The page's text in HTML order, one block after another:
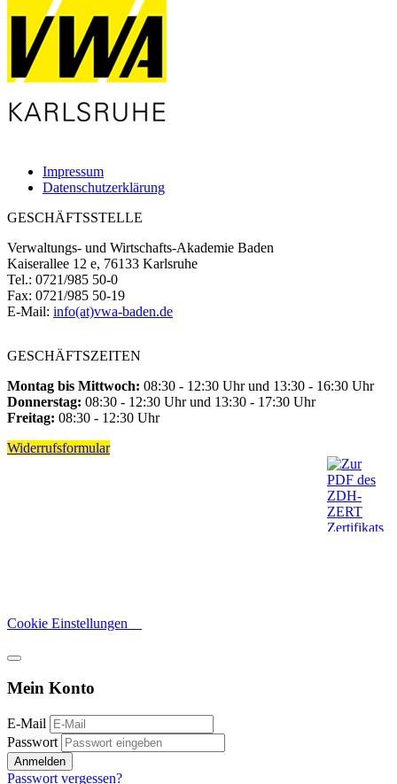
Impressum
Datenschutzerklärung
GESCHÄFTSSTELLE
Verwaltungs- und Wirtschafts-Akademie Baden
Kaiserallee 12 e, 76133 Karlsruhe
Tel.: 0721/985 50-0
Fax: 0721/985 50-19
E-Mail: info(at)vwa-baden.de
GESCHÄFTSZEITEN
Montag bis Mittwoch: 08:30 - 12:30 Uhr und 13:30 - 16:30 Uhr
Donnerstag: 08:30 - 12:30 Uhr und 13:30 - 17:30 Uhr
Freitag: 08:30 - 12:30 Uhr
Widerrufsformular
Cookie Einstellungen
Mein Konto
E-Mail
Passwort
Anmelden
Passwort vergessen?